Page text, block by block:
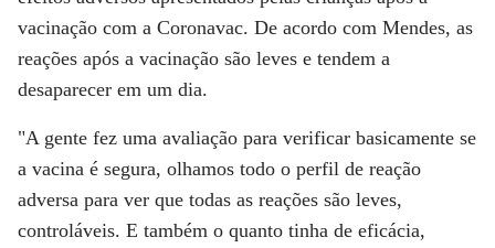
vacinação com a Coronavac. De acordo com Mendes, as
reações após a vacinação são leves e tendem a
desaparecer em um dia.
"A gente fez uma avaliação para verificar basicamente se
a vacina é segura, olhamos todo o perfil de reação
adversa para ver que todas as reações são leves,
controláveis. E também o quanto tinha de eficácia,